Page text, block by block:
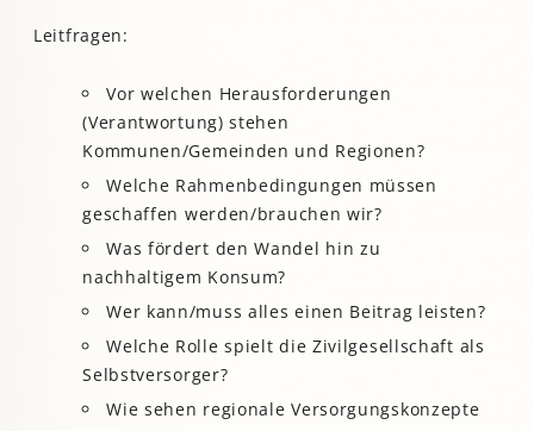
Leitfragen:
Vor welchen Herausforderungen
(Verantwortung) stehen
Kommunen/Gemeinden und Regionen?
Welche Rahmenbedingungen müssen
geschaffen werden/brauchen wir?
Was fördert den Wandel hin zu
nachhaltigem Konsum?
Wer kann/muss alles einen Beitrag leisten?
Welche Rolle spielt die Zivilgesellschaft als
Selbstversorger?
Wie sehen regionale Versorgungskonzepte